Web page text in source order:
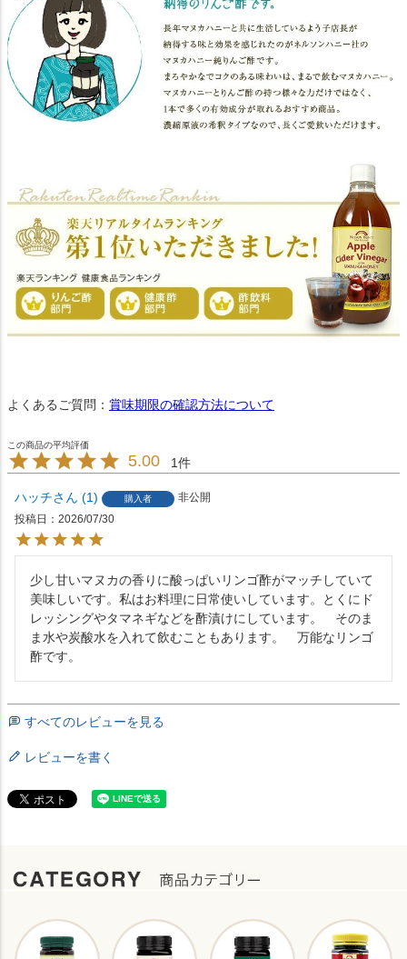
よくあるご質問： 賞味期限の確認方法について
5.00 1
ハッチ 1 購入者
非公開
投稿日
2026/07/30
少し甘いマヌカの香りに酸っぱいリンゴ酢がマッチしていて
美味しいです。私はお料理に日常使いしています。とくにド
レッシングやタマネギなどを酢漬けにしています。　そのま
ま水や炭酸水を入れて飲むこともあります。　万能なリンゴ
酢です。
すべてのレビューを見る
レビューを書く